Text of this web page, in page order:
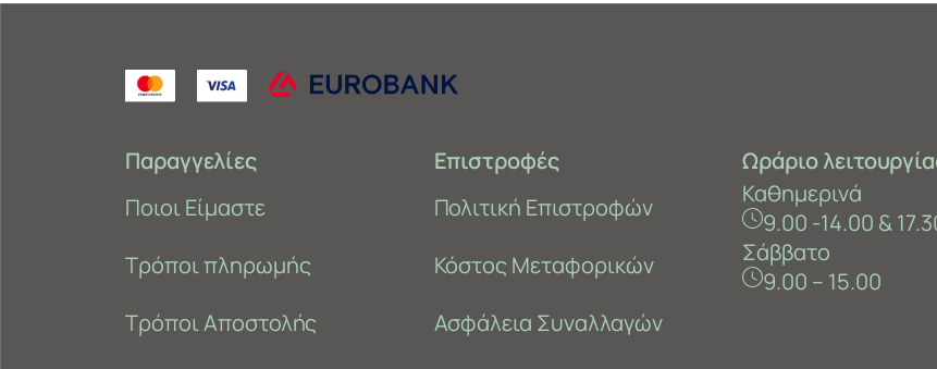
Παραγγελίες
Ποιοι Είμαστε
Τρόποι πληρωμής
Τρόποι Αποστολής
Επιστροφές
Πολιτική Επιστροφών
Κόστος Μεταφορικών
Ασφάλεια Συναλλαγών
Ωράριο
Καθημερινά
9.00 -14.00 &
Σάββατο
9.00 – 15.00